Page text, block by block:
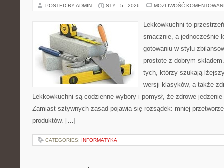
POSTED BY ADMIN STY - 5 - 2026 MOŻLIWOŚĆ
Lekkowkuchni to
smacznie, a jednocześnie
gotowaniu w stylu
prostotę z dobrym
tych, którzy szukają
wersji klasyków, a także
Lekkowkuchni są codzienne wybory i pomysł, że zdrowe
Zamiast sztywnych zasad pojawia się rozsądek: mniej
produktów. […]
CATEGORIES: INFORMATYKA